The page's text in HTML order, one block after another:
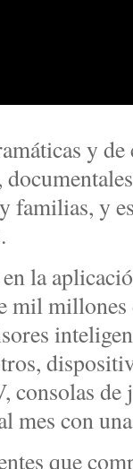
y de
familias, y
la
mil
consolas
mes con
que